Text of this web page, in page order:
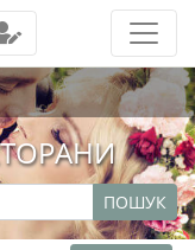
ПОШУК